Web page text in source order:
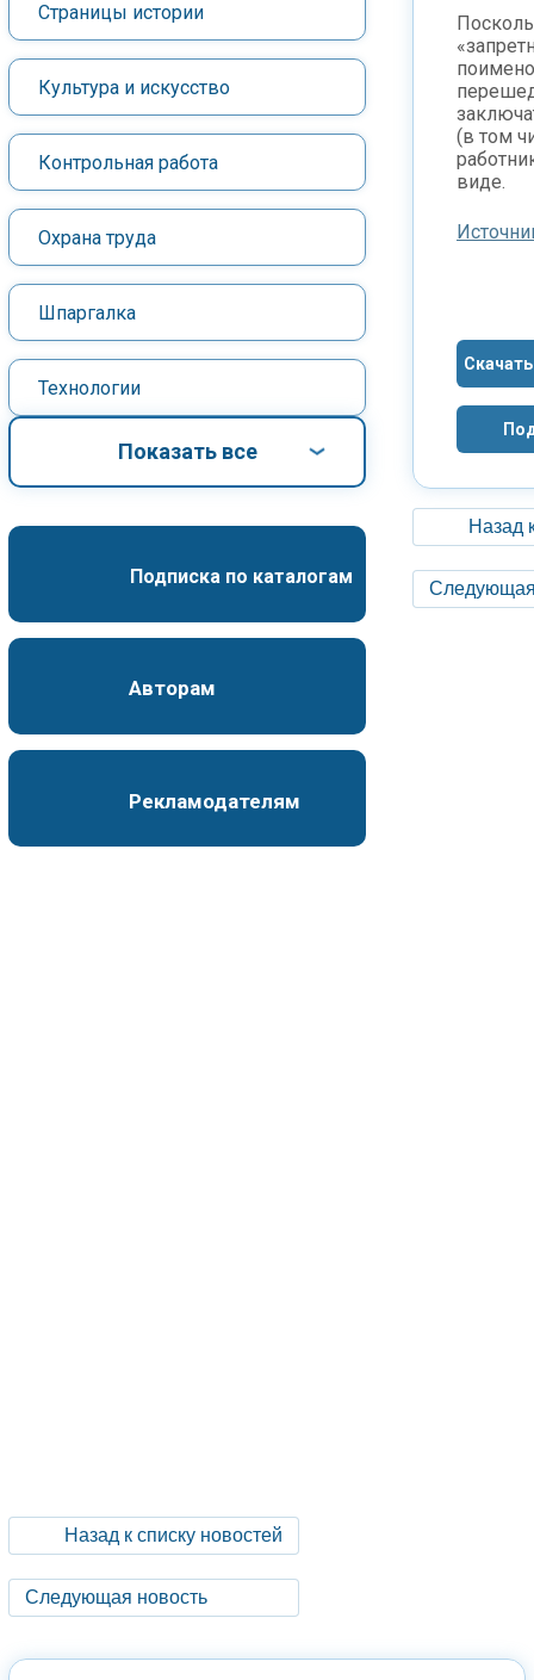
Страницы истории
Культура и искусство
Контрольная работа
Охрана труда
Шпаргалка
Технологии
Показать все
Подписка по каталогам
Авторам
Рекламодателям
(в том
виде.
Назад
Следующая
Назад к списку новостей
Следующая новость